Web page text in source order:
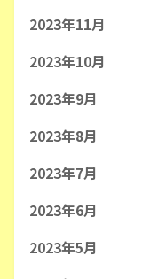
2023年11月
2023年10月
2023年9月
2023年8月
2023年7月
2023年6月
2023年5月